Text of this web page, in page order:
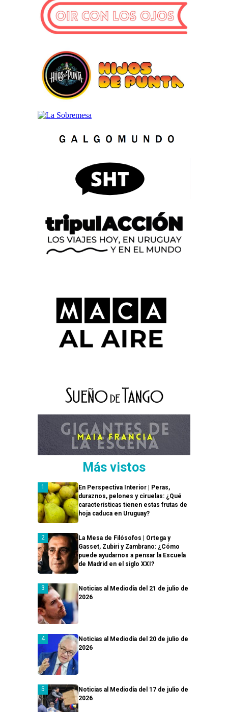
Más vistos
En Perspectiva Interior | Peras,
duraznos, pelones y ciruelas: ¿Qué
características tienen estas frutas de
hoja caduca en Uruguay?
La Mesa de Filósofos | Ortega y
Gasset, Zubiri y Zambrano: ¿Cómo
puede ayudarnos a pensar la Escuela
de Madrid en el siglo XXI?
Noticias al Mediodía del 21 de julio de
2026
Noticias al Mediodía del 20 de julio de
2026
Noticias al Mediodía del 17 de julio de
2026